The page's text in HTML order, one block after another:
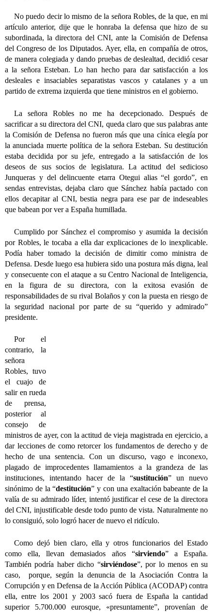
No puedo decir lo mismo de la señora Robles, de la que, en mi
artículo anterior, dije que le honraba la defensa que hizo de su
subordinada, la directora del CNI, ante la Comisión de Defensa
del Congreso de los Diputados. Ayer, ella, en compañía de otros,
de manera colegiada y dando pruebas de deslealtad, decidió cesar
a la señora Esteban. Lo han hecho para dar satisfacción a los
desleales e insaciables separatistas vascos y catalanes y a un
partido de extrema izquierda que tiene ministros en el gobierno.
La señora Robles no me ha decepcionado. Después de
sacrificar a su directora del CNI, queda claro que sus palabras ante
la Comisión de Defensa no fueron más que una cínica elegía por
la anunciada muerte política de la señora Esteban. Su destitución
estaba decidida por su jefe, entregado a la satisfacción de los
deseos de sus socios de legislatura. La actitud del sedicioso
Junqueras y del delincuente etarra Otegui alias “el gordo”, en
sendas entrevistas, dejaba claro que Sánchez había pactado con
ellos decapitar al CNI, bestia negra para ese par de indeseables
que babean por ver a España humillada.
Cumplido por Sánchez el compromiso y asumida la decisión
por Robles, le tocaba a ella dar explicaciones de lo inexplicable.
Podía haber tomado la decisión de dimitir como ministra de
Defensa. Desde luego esa hubiera sido una postura más digna, leal
y consecuente con el ataque a su Centro Nacional de Inteligencia,
en la figura de su directora, con la exitosa evasión de
responsabilidades de su rival Bolaños y con la puesta en riesgo de
la seguridad nacional por parte de su “querido y admirado”
presidente.
Por el
contrario, la
señora
Robles, tuvo
el cuajo de
salir en rueda
de prensa,
posterior al
consejo de
ministros de ayer, con la actitud de vieja magistrada en ejercicio, a
dar lecciones de como retorcer los fundamentos de derecho y de
hecho de una sentencia. Con un discurso, vago e inconexo,
plagado de improcedentes llamamientos a la grandeza de las
instituciones, intentando hacer de la “sustitución” un nuevo
sinónimo de la “destitución” y con una exaltación babeante de la
valía de su admirado líder, intentó justificar el cese de la directora
del CNI, injustificable desde todo punto de vista. Naturalmente no
lo consiguió, solo logró hacer de nuevo el ridículo.
Como dejó bien claro, ella y otros funcionarios del Estado
como ella, llevan demasiados años “sirviendo” a España.
También podría haber dicho “sirviéndose”, por lo menos en su
caso,
porque, según la denuncia de la Asociación Contra la
Corrupción y en Defensa de la Acción Pública (ACODAP) contra
ella, entre los 2001 y 2003 sacó fuera de España la cantidad
superior 5.700.000 eurosque, «presuntamente”, provenían de